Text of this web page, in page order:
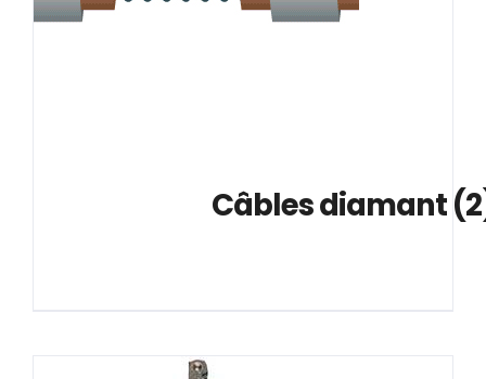
CONTACT
			Câbles diamant